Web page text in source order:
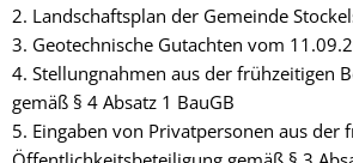
2. Landschaftsplan der Gemeinde
3. Geotechnische Gutachten vom
4. Stellungnahmen aus der frühzeitigen
gemäß § 4 Absatz 1 BauGB
5. Eingaben von Privatpersonen aus der